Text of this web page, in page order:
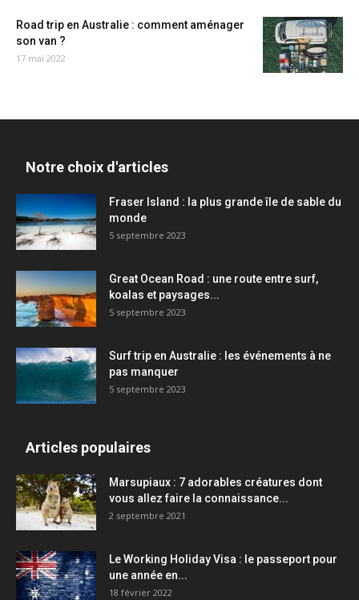
Road trip en Australie : comment aménager
son van ?
17 mai 2022
Notre choix d'articles
Fraser Island : la plus grande île de sable du
monde
5 septembre 2023
Great Ocean Road : une route entre surf,
koalas et paysages...
5 septembre 2023
Surf trip en Australie : les événements à ne
pas manquer
5 septembre 2023
Articles populaires
Marsupiaux : 7 adorables créatures dont
vous allez faire la connaissance...
2 septembre 2021
Le Working Holiday Visa : le passeport pour
une année en...
18 février 2022